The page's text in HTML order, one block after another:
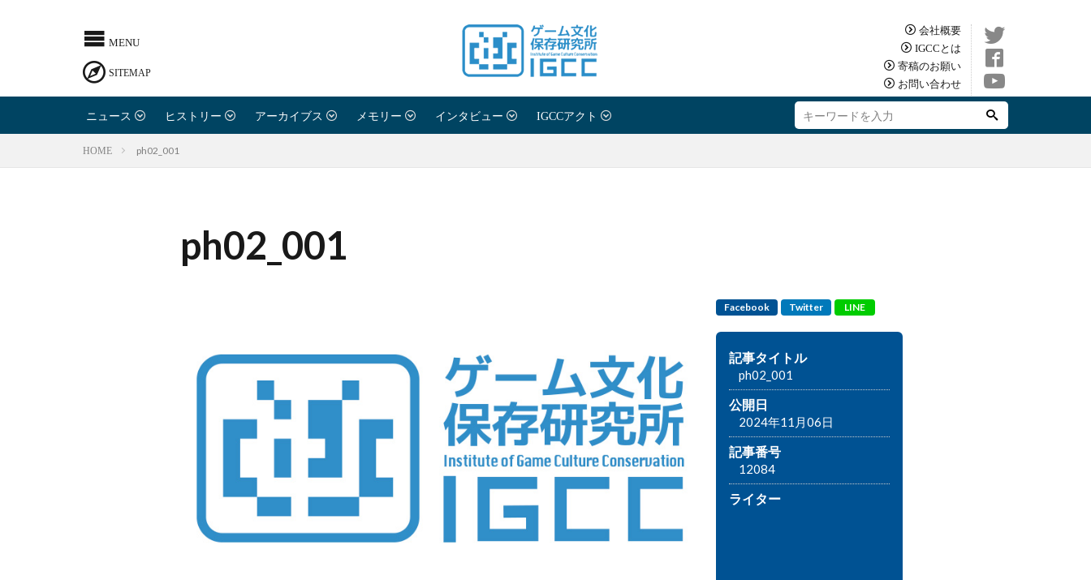
会社概要
IGCCとは
寄稿のお願い
お問い合わせ
ニュース ヒストリー アーカイブス メモリー インタビュー IGCCアクト
HOME ph02_001
ph02_001
Facebook Twitter LINE
記事タイトル
ph02_001
公開日
2024年11月06日
記事番号
12084
ライター